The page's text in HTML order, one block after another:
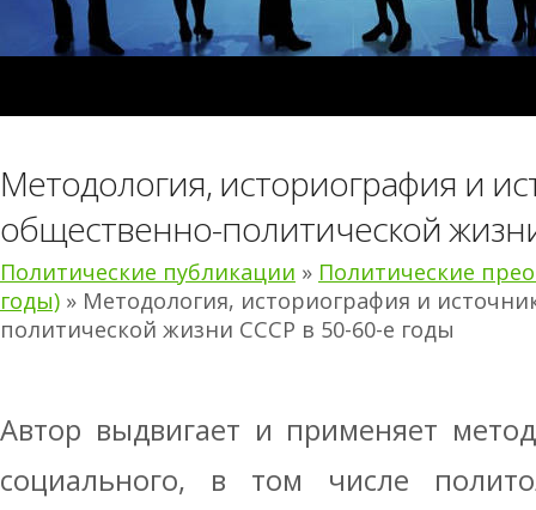
Методология, историография и
общественно-политической
Политические публикации » Политические
годы) » Методология, историография и
политической жизни СССР в 50-60-е годы
Автор выдвигает и применяет
социального, в том числе